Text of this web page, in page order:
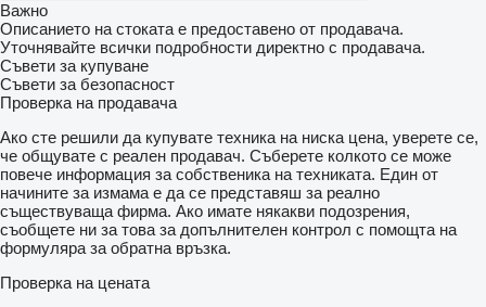
Важно
Описанието на стоката е предоставено от продавача.
Уточнявайте всички подробности директно с продавача.
Съвети за купуване
Съвети за безопасност
Проверка на продавача
Ако сте решили да купувате техника на ниска цена, уверете се,
че общувате с реален продавач. Съберете колкото се може
повече информация за собственика на техниката. Един от
начините за измама е да се представяш за реално
съществуваща фирма. Ако имате някакви подозрения,
съобщете ни за това за допълнителен контрол с помощта на
формуляра за обратна връзка.
Проверка на цената